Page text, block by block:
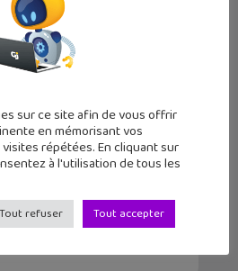
20 21
26 27 28 29
sur ce site afin de vous offrir
en mémorisant vos
répétées. En cliquant sur
à l'utilisation de tous les
Tout refuser Tout accepter